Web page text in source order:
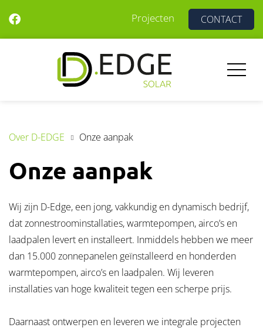
Projecten CONTACT
Over D-EDGE Onze aanpak
Onze aanpak
Wij zijn D-Edge, een jong, vakkundig en dynamisch bedrijf,
dat zonnestroominstallaties, warmtepompen, airco’s en
laadpalen levert en installeert. Inmiddels hebben we meer
dan 15.000 zonnepanelen geïnstalleerd en honderden
warmtepompen, airco’s en laadpalen. Wij leveren
installaties van hoge kwaliteit tegen een scherpe prijs.
Daarnaast ontwerpen en leveren we integrale projecten